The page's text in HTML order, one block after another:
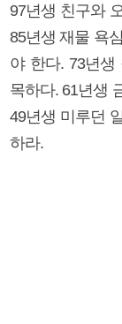
97년생 친구와
85년생 재물 욕
야 한다. 73년생
목하다. 61년생
49년생 미루던
하라.